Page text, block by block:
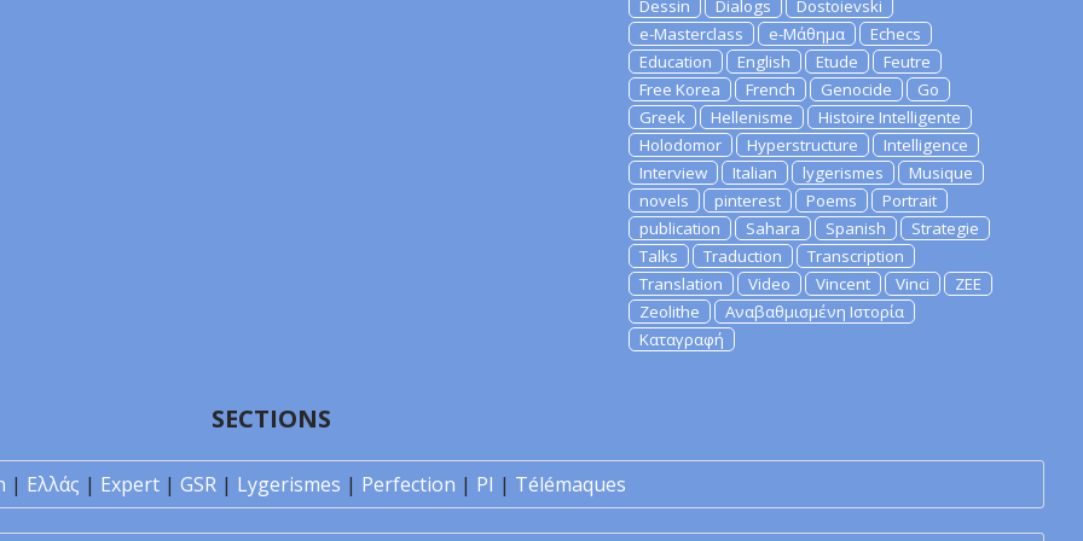
Dessin
Dialogs
Dostoievski
e-Masterclass
e-Μάθημα
Echecs
Education
English Etude
Feutre
Free Korea
French Genocide
Go
Greek
Hellenisme
Histoire Intelligente
Holodomor
Hyperstructure
Intelligence
Interview
Italian lygerismes
Musique
novels
pinterest Poems
Portrait
publication
Sahara Spanish
Strategie
Talks
Traduction
Transcription
Translation
Video Vincent Vinci
ZEE
Zeolithe
Αναβαθμισμένη Ιστορία
Καταγραφή
SECTIONS
| Ελλάς | Expert | GSR | Lygerismes | Perfection | PI | Télémaques